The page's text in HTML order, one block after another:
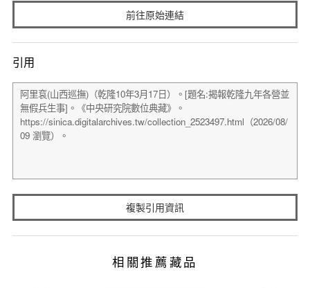
前往原始連結
引用
複製引用資訊
相關推薦藏品